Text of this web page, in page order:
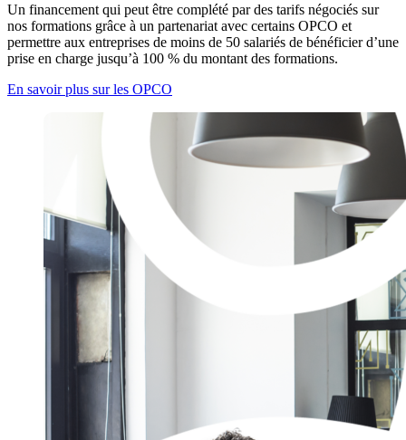
Un financement qui peut être complété par des tarifs négociés sur
nos formations grâce à un partenariat avec certains OPCO et
permettre aux entreprises de moins de 50 salariés de bénéficier d’une
prise en charge jusqu’à 100 % du montant des formations.
En savoir plus sur les OPCO